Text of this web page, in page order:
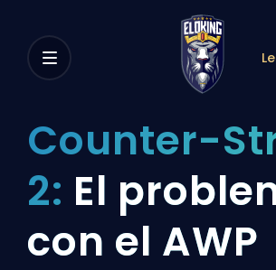
Counter-
2: El
con el AWP